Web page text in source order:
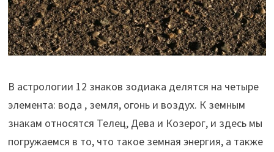
В астрологии 12 знаков зодиака делятся на четыре
элемента: вода , земля, огонь и воздух. К земным
знакам относятся Телец, Дева и Козерог, и здесь мы
погружаемся в то, что такое земная энергия, а также